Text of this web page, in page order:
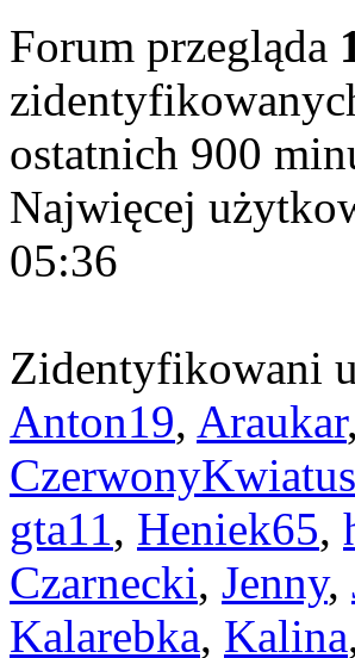
Forum przegląda
ostatnich 900
Najwięcej
05:36
Zidentyfikowani
Anton19, Araukar,
gta11, Heniek65,
Czarnecki, Jenny,
Kalarebka, Kalina